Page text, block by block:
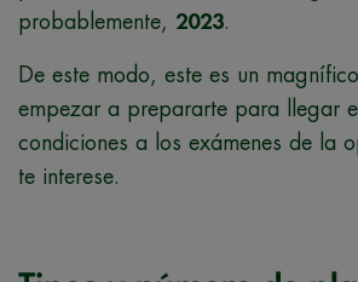
probablemente, 2023.
De este modo, este es un
empezar a prepararte para llegar
condiciones a los exámenes de la
te interese.